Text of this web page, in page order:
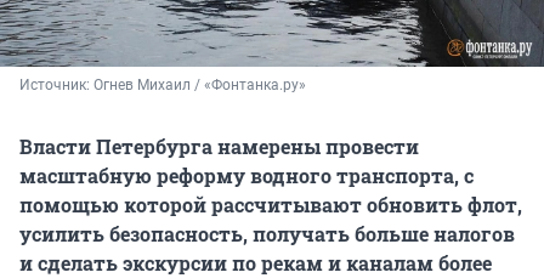
Источник: Огнев Михаил / «Фонтанка.ру»
Власти Петербурга намерены провести
масштабную реформу водного транспорта, с
помощью которой рассчитывают обновить флот,
усилить безопасность, получать больше налогов
и сделать экскурсии по рекам и каналам более